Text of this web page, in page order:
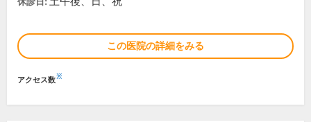
この医院の詳細をみる
アクセス数※